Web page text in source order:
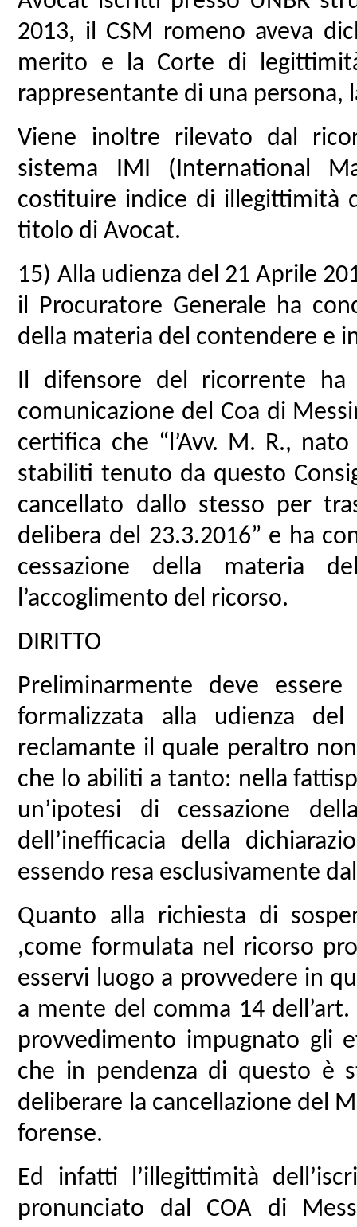
2013, il CSM romeno aveva
merito e la Corte di
rappresentante di una persona,
Viene inoltre rilevato dal
sistema IMI (International
costituire indice di illegittimità
titolo di Avocat.
15) Alla udienza del 21 Aprile
il Procuratore Generale ha
della materia del contendere e
Il difensore del ricorrente
comunicazione del Coa di
certifica che “l’Avv. M. R.,
stabiliti tenuto da questo
cancellato dallo stesso per
delibera del 23.3.2016” e ha
cessazione della materia
l’accoglimento del ricorso.
DIRITTO
Preliminarmente deve
formalizzata alla udienza
reclamante il quale peraltro
che lo abiliti a tanto: nella
un’ipotesi di cessazione
dell’inefficacia della
essendo resa esclusivamente
Quanto alla richiesta di
,come formulata nel ricorso
esservi luogo a provvedere in
a mente del comma 14
provvedimento impugnato gli
che in pendenza di questo è
deliberare la cancellazione del
forense.
Ed infatti l’illegittimità
pronunciato dal COA di